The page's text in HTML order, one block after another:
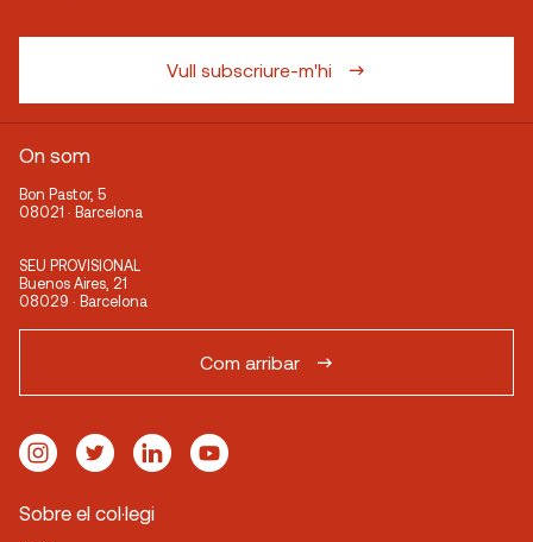
Vull subscriure-m'hi
On som
Bon Pastor, 5
08021 · Barcelona
SEU PROVISIONAL
Buenos Aires, 21
08029 · Barcelona
Com arribar
Sobre el col·legi